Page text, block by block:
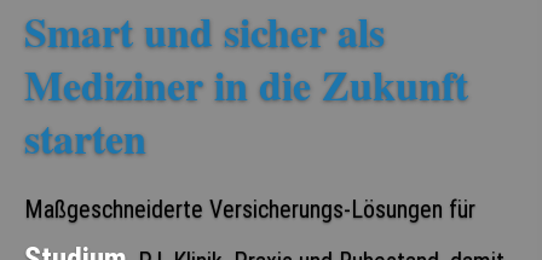
Smart und sicher als
Mediziner in die Zukunft
starten
Maßgeschneiderte Versicherungs-Lösungen für
Maßgeschneiderte Versicherungs-Lösungen für
Maßgeschneiderte Versicherungs-Lösungen für
Maßgeschneiderte Versicherungs-Lösungen für
Maßgeschneiderte Versicherungs-Lösungen für